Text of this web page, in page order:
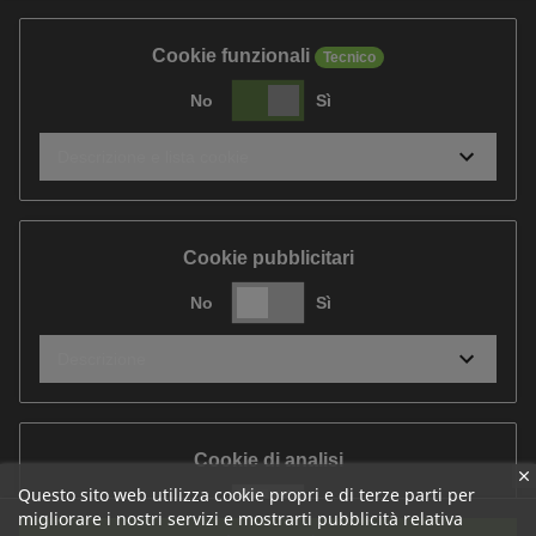
Questo sito web utilizza cookie propri e di terze parti per
migliorare i nostri servizi e mostrarti pubblicità relativa
Cookie funzionali Tecnico
No Sì
Cookie pubblicitari
No Sì
Cookie di analisi
No Sì